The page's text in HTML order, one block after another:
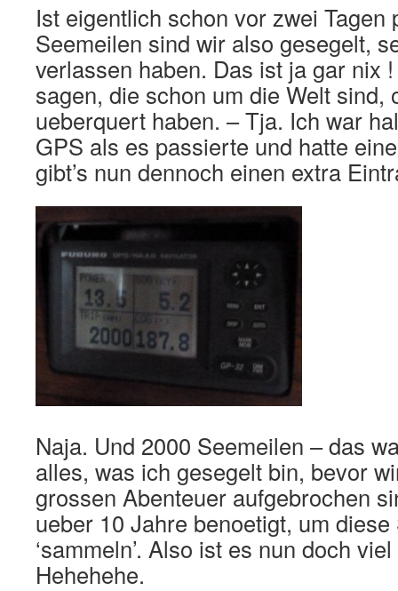
Ist eigentlich schon vor zwei Tagen
Seemeilen sind wir also gesegelt,
verlassen haben. Das ist ja gar nix
sagen, die schon um die Welt sind,
ueberquert haben. – Tja. Ich war
GPS als es passierte und hatte
gibt’s nun dennoch einen extra
Naja. Und 2000 Seemeilen – das
alles, was ich gesegelt bin, bevor
grossen Abenteuer aufgebrochen
ueber 10 Jahre benoetigt, um
‘sammeln’. Also ist es nun doch
Hehehehe.